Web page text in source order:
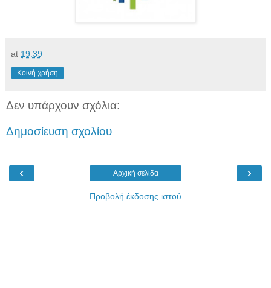
at 19:39
Κοινή χρήση
Δεν υπάρχουν σχόλια:
Δημοσίευση σχολίου
‹ ›
Αρχική σελίδα
Προβολή έκδοσης ιστού